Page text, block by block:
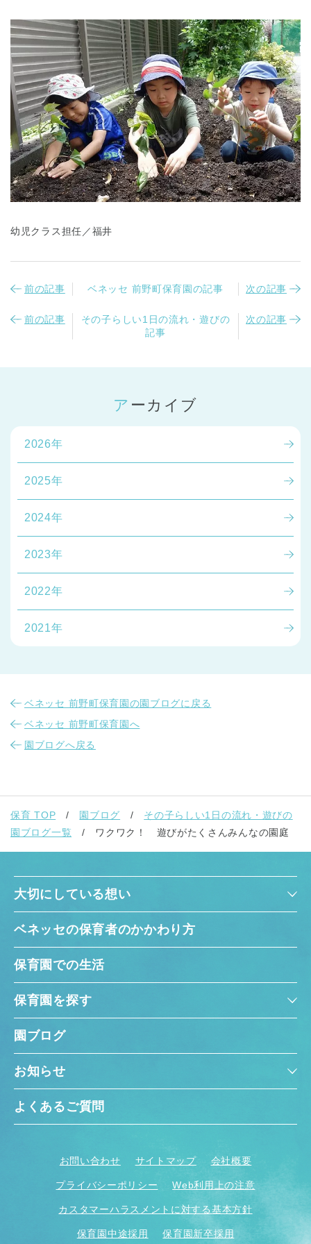
幼児クラス担任／福井
前の記事 ベネッセ 前野町保育園の記事 次の記事
前の記事
その子らしい1日の流れ・遊びの
記事
次の記事
アーカイブ
2026年
2025年
2024年
2023年
2022年
2021年
ベネッセ 前野町保育園の園ブログに戻る
ベネッセ 前野町保育園へ
園ブログへ戻る
保育 TOP 園ブログ
その子らしい1日の流れ・遊びの
園ブログ一覧
ワクワク！ 遊びがたくさんみんなの園庭
大切にしている想い
ベネッセの保育者のかかわり方
保育園での生活
保育園を探す
園ブログ
お知らせ
よくあるご質問
お問い合わせ サイトマップ 会社概要
プライバシーポリシー Web利用上の注意
カスタマーハラスメントに対する基本方針
保育園中途採用 保育園新卒採用